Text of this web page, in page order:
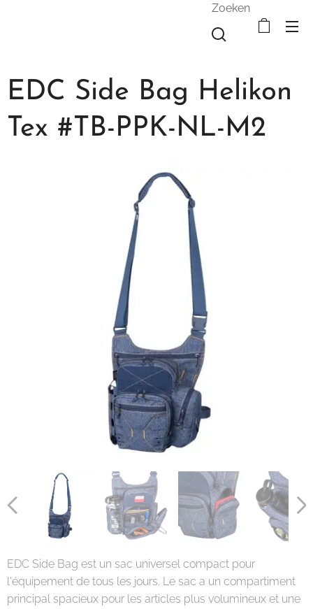
Zoeken
EDC Side Bag Helikon
Tex #TB-PPK-NL-M2
EDC Side Bag est un sac universel compact pour
l'équipement de tous les jours. Le sac a un compartiment
principal spacieux pour les articles plus volumineux et une